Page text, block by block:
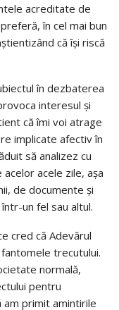
acreditate de
în cel mai bun
că își riscă
în dezbaterea
interesul și
că îmi voi atrage
implicate afectiv în
să analizez cu
acele zile, așa
de documente și
un fel sau altul.
cred că Adevărul
trecutului.
normală,
pentru
am primit amintirile